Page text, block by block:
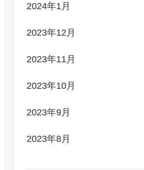
2024年1月
2023年12月
2023年11月
2023年10月
2023年9月
2023年8月